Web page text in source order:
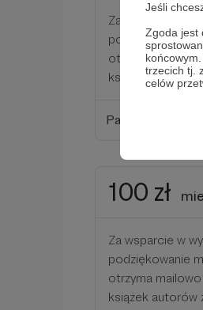
Jeśli
Zgoda jest
trzecich tj.
celów
Za wsparcie w
podziękowanie
otrzyma
książek autorów
Patroni: 0
100 zł
Za wsparcie w
podziękowanie
otrzyma
książek autorów